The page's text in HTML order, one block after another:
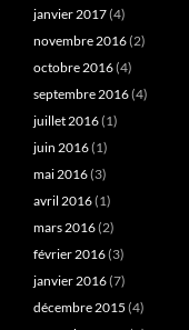
janvier 2017(4)
novembre 2016(2)
octobre 2016(4)
septembre 2016(4)
juillet 2016(1)
juin 2016(1)
mai 2016(3)
avril 2016(1)
mars 2016(2)
février 2016(3)
janvier 2016(7)
décembre 2015 (4)